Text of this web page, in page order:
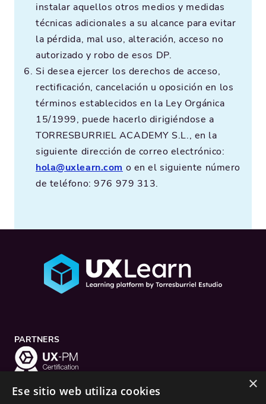
instalar aquellos otros medios y medidas
técnicas adicionales a su alcance para evitar
la pérdida, mal uso, alteración, acceso no
autorizado y robo de esos DP.
Si desea ejercer los derechos de acceso,
rectificación, cancelación u oposición en los
términos establecidos en la Ley Orgánica
15/1999, puede hacerlo dirigiéndose a
TORRESBURRIEL ACADEMY S.L., en la
siguiente dirección de correo electrónico:
hola@uxlearn.com o en el siguiente número
de teléfono: 976 979 313.
PARTNERS
×
Ese sitio web utiliza cookies